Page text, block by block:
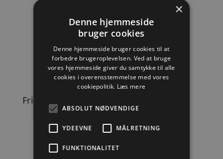
WEITERE BILDER ANSEHEN
Friseurwagen
WEITERE BILDER ANSEHEN
×
Denne hjemmeside
bruger cookies
Denne hjemmeside bruger cookies til at
forbedre brugeroplevelsen. Ved at bruge
vores hjemmeside giver du samtykke til alle
cookies i overensstemmelse med vores
cookiepolitik. Læs mere
ABSOLUT NØDVENDIGE
YDEEVNE MÅLRETNING
FUNKTIONALITET